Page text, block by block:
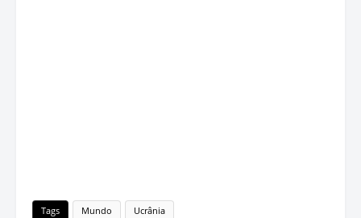
Tags Mundo Ucrânia